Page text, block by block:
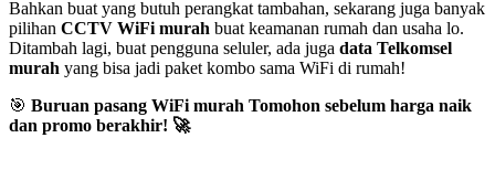
Bahkan buat yang butuh perangkat tambahan, sekarang juga banyak
pilihan CCTV WiFi murah buat keamanan rumah dan usaha lo.
Ditambah lagi, buat pengguna seluler, ada juga data Telkomsel
murah yang bisa jadi paket kombo sama WiFi di rumah!
🎯 Buruan pasang WiFi murah Tomohon sebelum harga naik
dan promo berakhir! 🚀